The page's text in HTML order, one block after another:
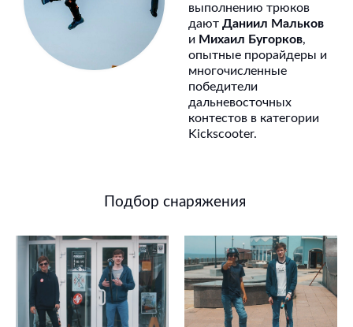
выполнению трюков
дают Даниил Мальков
и Михаил Бугорков,
опытные прорайдеры и
многочисленные
победители
дальневосточных
контестов в категории
Kickscooter.
Подбор снаряжения